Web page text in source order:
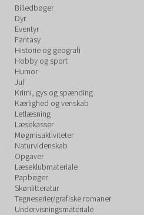
Billedbøger
Dyr
Eventyr
Fantasy
Historie og geografi
Hobby og sport
Humor
Jul
Krimi, gys og spænding
Kærlighed og venskab
Letlæsning
Læsekasser
Møgmisaktiviteter
Naturvidenskab
Opgaver
Læseklubmateriale
Papbøger
Skønlitteratur
Tegneserier/grafiske romaner
Undervisningsmateriale